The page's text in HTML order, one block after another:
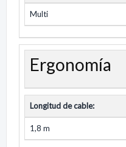
Multi
Ergonomía
Longitud de cable:
1,8 m